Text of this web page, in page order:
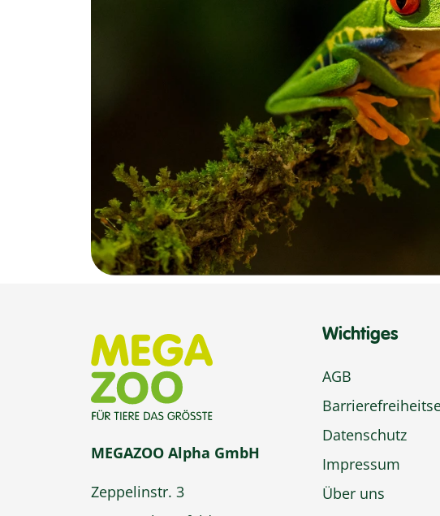
MEGAZOO Alpha GmbH
Zeppelinstr. 3
Wichtiges
AGB
Datenschutz
Impressum
Über uns